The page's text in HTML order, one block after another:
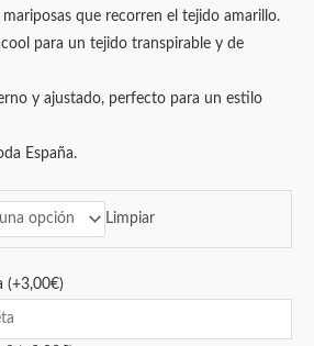
que recorren el tejido amarillo.
para un tejido transpirable y de
y ajustado, perfecto para un estilo
España.
Limpiar
(+3,00€)